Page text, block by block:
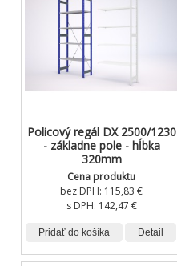
Policový regál DX 2500/1230
- základne pole - hĺbka
320mm
Cena produktu
bez DPH: 115,83 €
s DPH: 142,47 €
Pridať do košíka Detail